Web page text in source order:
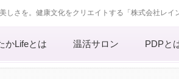
しさを。健康文化をクリエイトする「株式会社レイ
かLifeとは 温活サロン PDPと